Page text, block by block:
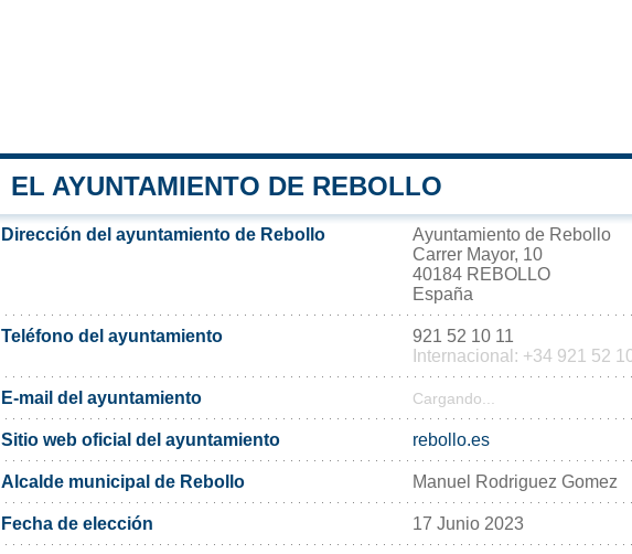
EL AYUNTAMIENTO DE REBOLLO
Dirección del ayuntamiento de Rebollo
Ayuntamiento de Rebollo
Carrer Mayor, 10
40184 REBOLLO
España
Teléfono del ayuntamiento
921 52 10 11
Internacional: +34 921 52
E-mail del ayuntamiento Cargando...
Sitio web oficial del ayuntamiento rebollo.es
Alcalde municipal de Rebollo Manuel Rodriguez Gomez
Fecha de elección 17 Junio 2023